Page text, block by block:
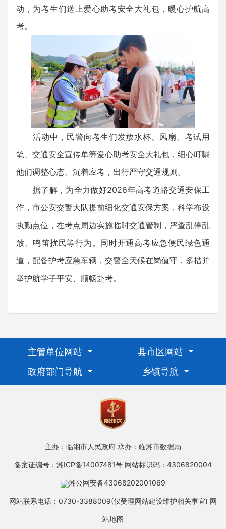
动，为考生们送上爱心助考安全大礼包，暖心护航高
考。
活动中，民警向考生们发放水杯、风扇、考试用
笔、交通安全宣传单等爱心助考安全大礼包，细心叮嘱
他们调整心态、沉着应考，出行严守交通规则。
据了解，为全力做好2026年高考道路交通安保工
作，市公安交警大队提前细化交通安保方案，科学布设
执勤点位，在考点周边实施临时交通管制，严查乱停乱
放、鸣笛扰民等行为。同时开通高考应急便民绿色通
道，配备护考应急车辆，交警全天候在岗值守，多措并
举护航学子平安、顺畅赴考。
主管单位网站
县市区网站
政府部门导航
乡镇导航
主办：临湘市人民政府 承办：临湘市数据局
备案证编号：湘ICP备14007481号 网站标识码：4306820004
湘公网安备43068202001069
网站联系电话：0730-3388009(仅受理网站建设维护相关事宜) 网
站地图